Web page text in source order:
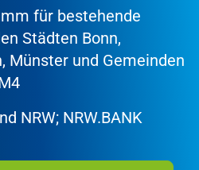
für bestehende
Städten Bonn,
Münster und Gemeinden
NRW; NRW.BANK